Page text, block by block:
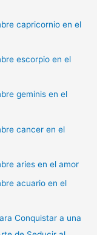
capricornio en el
escorpio en el
geminis en el
cancer en el
aries en el amor
acuario en el
Conquistar a una